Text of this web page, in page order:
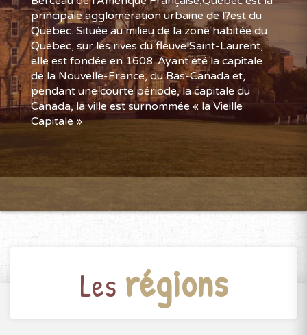
principale agglomération urbaine de l?est du
Québec. Située au milieu de la zone habitée du
Québec, sur les rives du fleuve Saint-Laurent,
elle est fondée en 1608. Ayant été la capitale
de la Nouvelle-France, du Bas-Canada et,
pendant une courte période, la capitale du
Canada, la ville est surnommée « la Vieille
Capitale »
Les régions